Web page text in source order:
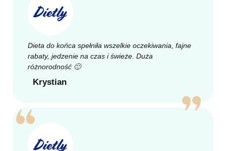
Dieta do końca spełniła wszelkie oczekiwania, fajne
rabaty, jedzenie na czas i świeże. Duża
różnorodność 🙂
Krystian